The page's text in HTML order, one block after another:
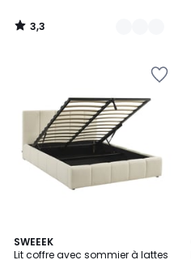
3,3
/
SWEEEK
Lit coffre avec sommier à lattes
4,5
/ 5
3